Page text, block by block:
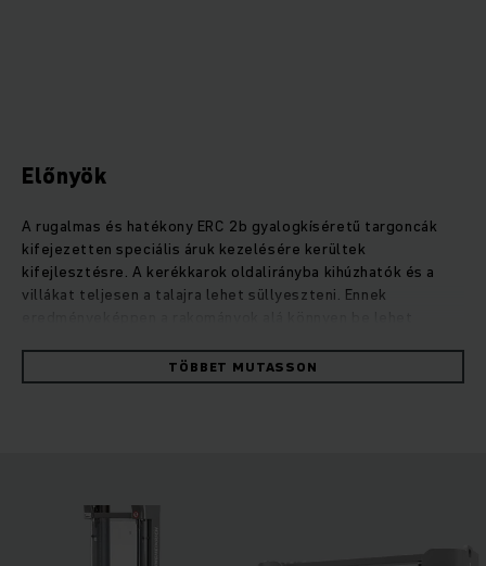
Előnyök
A rugalmas és hatékony ERC 2b gyalogkíséretű targoncák
kifejezetten speciális áruk kezelésére kerültek
kifejlesztésre. A kerékkarok oldalirányba kihúzhatók és a
villákat teljesen a talajra lehet süllyeszteni. Ennek
az operationCONTROL asszisztensrendszerünk figyelmeztet
a maradvány teherbírás kapacitás túllépésére, a
emelési magasságig. Emellett a négykerék koncepció, az
opcionális asszisztensrendszerek, mint például az
operationCONTROL túlterhelésre figyelmeztető rendszer
TÖBBET MUTASSON